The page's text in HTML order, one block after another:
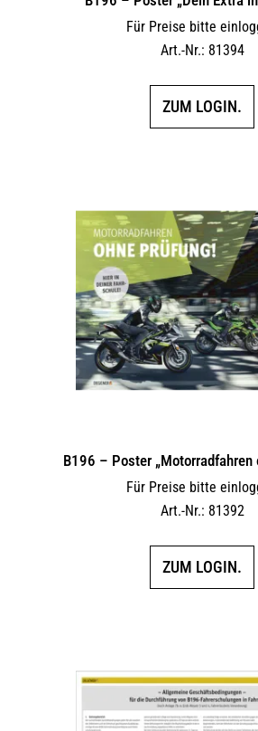
Für Preise bitte
Art.-Nr.: 81394
ZUM LOGIN.
B196 – Poster „Motorradfahren
Für Preise bitte
Art.-Nr.: 81392
ZUM LOGIN.